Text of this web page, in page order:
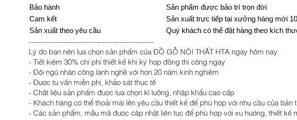
Bảo hành
Sản phẩm được bảo trì trọn đời
Cam kết
Sản xuất trực tiếp tại xưởng hàng mới
Sản xuất theo yêu cầu
Quý khách có thể đặt hàng theo kích
---------------------------------------------------
Lý do bạn nên lựa chọn sản phẩm của ĐỒ GỖ NỘI THẤT HTA ngay hôm nay:
- Tiết kiệm 30% chi phí thiết kế khi ký hợp đồng thi công ngay
- Đội ngũ nhân công lành nghề với hơn 20 năm kinh nghiệm
- Được tư vấn miễn phí, khảo sát thực tế
- Chất liệu sản phẩm được lựa chọn kĩ lưỡng, nhập khẩu cao cấp
- Khách hàng có thể thoải mái lên yêu cầu thiết kế để phù hợp với nhu cầu của bản
- Các sản phẩm, mẫu mã được cập nhật liên tục để phù hợp với xu hướng, thiết kế